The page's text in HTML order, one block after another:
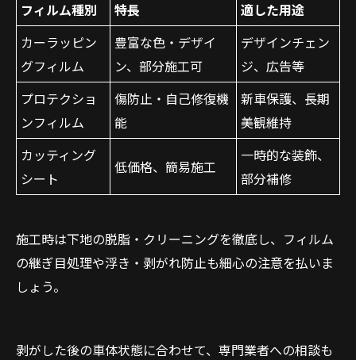
フィルム種別 特長
適した用途
カーラッピン
グフィルム
豊富な色・デザイ
ン、部分施工可
デザインチェン
ジ、広告等
プロテクショ
ンフィルム
傷防止・自己修復機
能
新車保護、長期
美観維持
カッティング
シート
低価格、簡易施工
一時的な装飾、
部分補修
施工時は下地の脱脂・クリーニングを徹底し、フィルム
の継ぎ目処理や浮き・剥がれ防止も細心の注意を払いま
しょう。
剥がした後の車体状態に合わせて、専門業者への相談も